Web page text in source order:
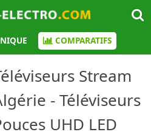
COMPARATIFS
Stream
- Téléviseurs
UHD LED